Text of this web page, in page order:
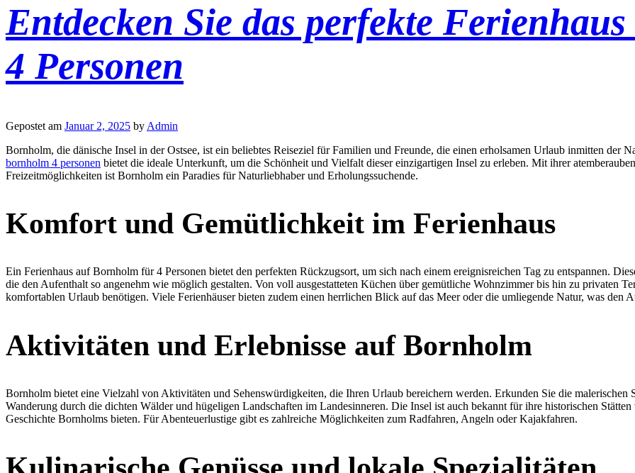
Entdecken Sie das perfekte
4 Personen
Gepostet am Januar 2, 2025 by Admin
Bornholm, die dänische Insel in der Ostsee, ist ein beliebtes Reiseziel für Familien und Freunde, die einen erholsamen Urlaub inmitten der
bornholm 4 personen bietet die ideale Unterkunft, um die Schönheit und Vielfalt dieser einzigartigen Insel zu erleben. Mit ihrer
Freizeitmöglichkeiten ist Bornholm ein Paradies für Naturliebhaber und Erholungssuchende.
Komfort und Gemütlichkeit im Ferienhaus
Ein Ferienhaus auf Bornholm für 4 Personen bietet den perfekten Rückzugsort, um sich nach einem ereignisreichen Tag zu entspannen.
die den Aufenthalt so angenehm wie möglich gestalten. Von voll ausgestatteten Küchen über gemütliche Wohnzimmer bis hin zu privaten
komfortablen Urlaub benötigen. Viele Ferienhäuser bieten zudem einen herrlichen Blick auf das Meer oder die umliegende Natur, was den
Aktivitäten und Erlebnisse auf Bornholm
Bornholm bietet eine Vielzahl von Aktivitäten und Sehenswürdigkeiten, die Ihren Urlaub bereichern werden. Erkunden Sie die malerischen
Wanderung durch die dichten Wälder und hügeligen Landschaften im Landesinneren. Die Insel ist auch bekannt für ihre historischen
Geschichte Bornholms bieten. Für Abenteuerlustige gibt es zahlreiche Möglichkeiten zum Radfahren, Angeln oder Kajakfahren.